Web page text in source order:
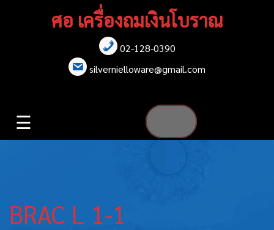
ศอ เครื่องถมเงินโบราณ
02-128-0390
silvernielloware@gmail.com
สร้อยข้อมือ
เข็มขัด
☰
BRAC L 1-1